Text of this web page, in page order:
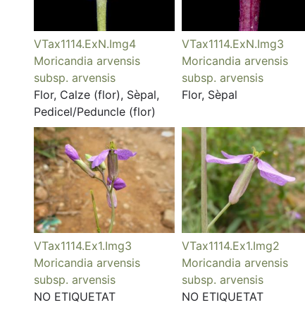
VTax1114.ExN.Img4
Moricandia arvensis
subsp. arvensis
Flor, Calze (flor), Sèpal,
Pedicel/Peduncle (flor)
VTax1114.ExN.Img3
Moricandia arvensis
subsp. arvensis
Flor, Sèpal
VTax1114.Ex1.Img3
Moricandia arvensis
subsp. arvensis
NO ETIQUETAT
VTax1114.Ex1.Img2
Moricandia arvensis
subsp. arvensis
NO ETIQUETAT